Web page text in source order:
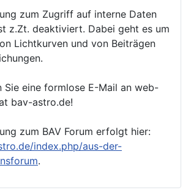
zum Zugriff auf interne Daten
z.Zt. deaktiviert. Dabei geht es um
Lichtkurven und von Beiträgen
Sie eine formlose E-Mail an web-
bav-astro.de!
zum BAV Forum erfolgt hier:
index.php/aus-der-
.